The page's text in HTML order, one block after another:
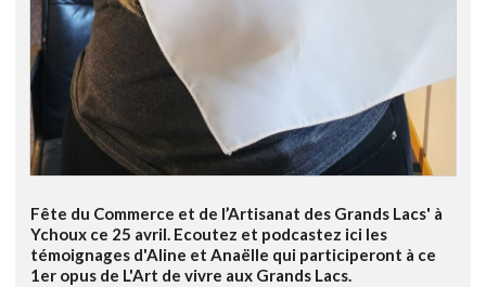
Fête du Commerce et de l’Artisanat des Grands Lacs' à
Ychoux ce 25 avril. Ecoutez et podcastez ici les
témoignages d'Aline et Anaëlle qui participeront à ce
1er opus de L'Art de vivre aux Grands Lacs.